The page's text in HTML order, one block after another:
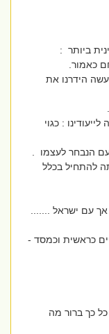
ביותר :
כאמור.
הידרנו את
: כגוי
הנבחר לעצמו .
להתחיל בכלל
עם ישראל .......
כראשית וכמסד -
כך ברור מה